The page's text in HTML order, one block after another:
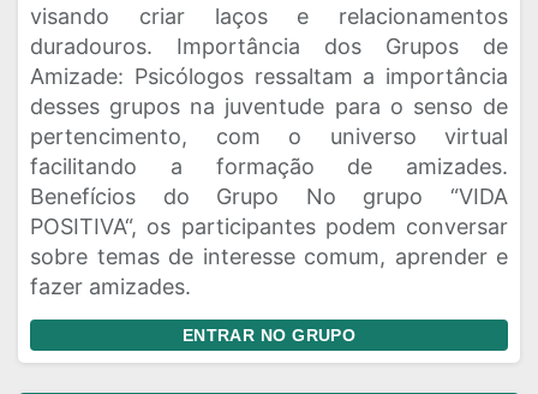
visando criar laços e relacionamentos
duradouros. Importância dos Grupos de
Amizade: Psicólogos ressaltam a importância
desses grupos na juventude para o senso de
pertencimento, com o universo virtual
facilitando a formação de amizades.
Benefícios do Grupo No grupo “VIDA
POSITIVA“, os participantes podem conversar
sobre temas de interesse comum, aprender e
fazer amizades.
ENTRAR NO GRUPO